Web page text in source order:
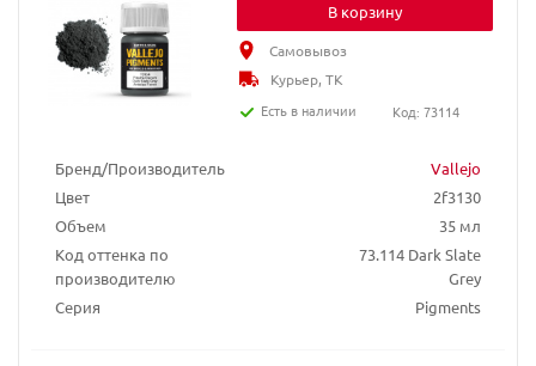
Бренд/Производитель
Vallejo
Цвет
2f3130
Объем
35 мл
Код оттенка по
производителю
73.114 Dark Slate
Grey
Серия
Pigments
В корзину
Самовывоз
Курьер, ТК
Есть в наличии
Код: 73114